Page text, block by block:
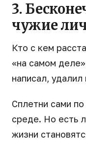
3.
чужие
Кто с кем
«на самом
написал, удалил
Сплетни сами
среде. Но есть
жизни